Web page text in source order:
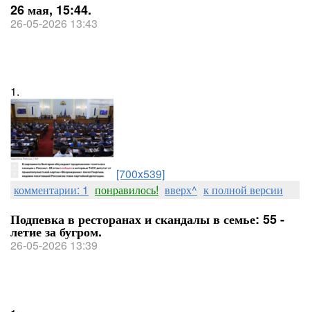
26 мая, 15:44.
26-05-2026 13:43
1.
[700x539]
комментарии: 1 понравилось! вверх^ к полной версии
Подпевка в ресторанах и скандалы в семье: 55 -
летие за бугром.
26-05-2026 13:39